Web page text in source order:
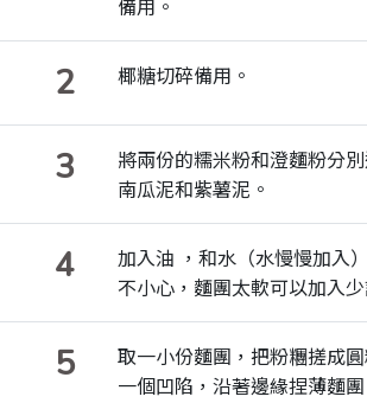
備用。
2 椰糖切碎備用。
3
將兩份的糯米粉和澄麵粉分
南瓜泥和紫薯泥。
4
加入油 ，和水（水慢慢加入
不小心，麵團太軟可以加入
5
取一小份麵團，把粉糰搓成
一個凹陷，沿著邊緣捏薄麵